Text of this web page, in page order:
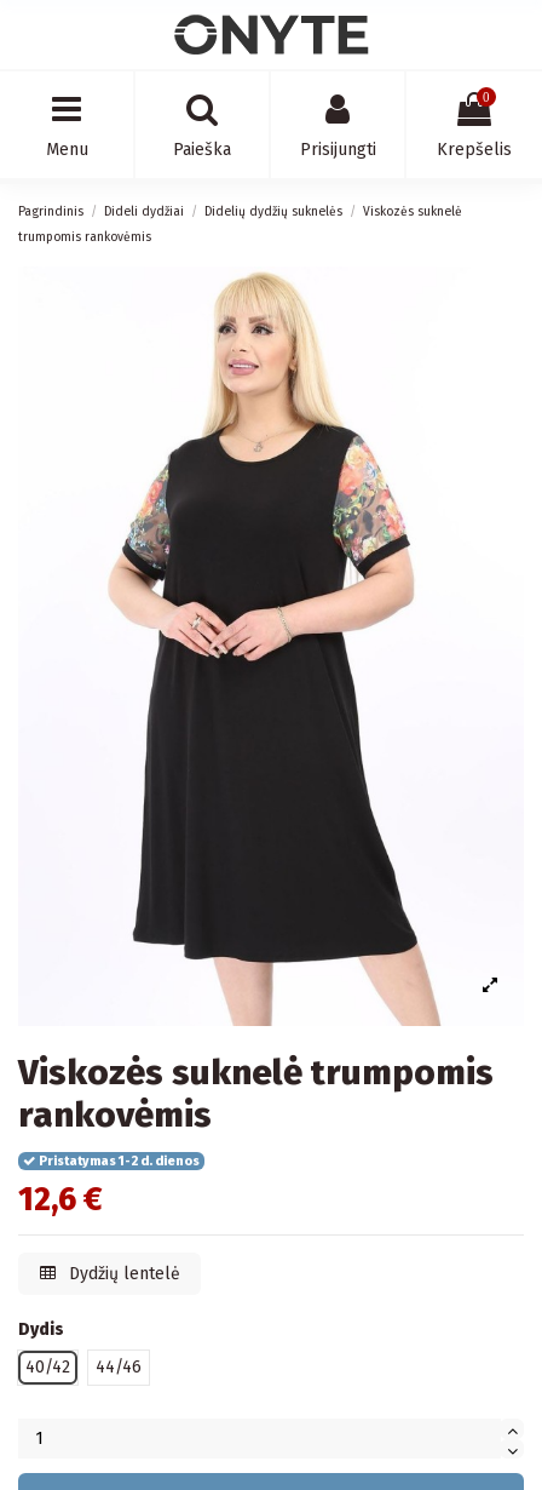
Menu Paieška Prisijungti
0
Krepšelis
Pagrindinis Dideli dydžiai Didelių dydžių suknelės
Viskozės suknelė
trumpomis rankovėmis
Viskozės suknelė trumpomis
rankovėmis
Pristatymas 1-2 d. dienos
12,6 €
Dydžių lentelė
Dydis
40/42
44/46